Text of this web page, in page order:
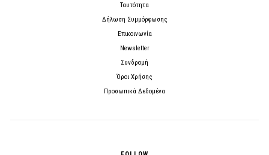
Ταυτότητα
Δήλωση Συμμόρφωσης
Επικοινωνία
Newsletter
Συνδρομή
Όροι Χρήσης
Προσωπικά Δεδομένα